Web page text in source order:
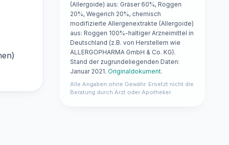
(Allergoide) aus: Gräser 60%, Roggen
20%, Wegerich 20%, chemisch
modifizierte Allergenextrakte (Allergoide)
aus: Roggen 100%-haltiger Arzneimittel in
Deutschland (z.B. von Herstellern wie
ALLERGOPHARMA GmbH & Co. KG).
Stand der zugrundeliegenden Daten:
Januar 2021. Originaldokument.
Alle Angaben ohne Gewähr. Ersetzt nicht die
Beratung durch Arzt oder Apotheker.